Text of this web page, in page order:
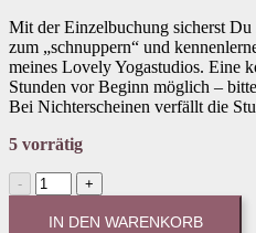
Mit der Einzelbuchung sicherst
zum „schnuppern“ und
meines Lovely Yogastudios. Eine
Stunden vor Beginn möglich –
Bei Nichterscheinen verfällt die
5 vorrätig
EINZELBUCHUNG
-
Mo,
IN DEN WARENKORB